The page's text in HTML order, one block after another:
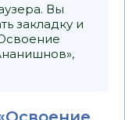
Вы
закладку и